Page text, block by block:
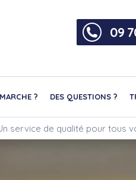
09
? DES QUESTIONS ?
service de qualité pour tous